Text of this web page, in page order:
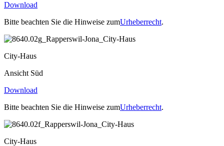
Download
Bitte beachten Sie die Hinweise zumUrheberrecht.
City-Haus
Ansicht Süd
Download
Bitte beachten Sie die Hinweise zumUrheberrecht.
City-Haus